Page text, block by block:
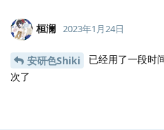
桓澜 2023年1月24日
安研色Shiki
已经用了一段时
次了